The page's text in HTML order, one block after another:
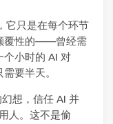
它只是在每个环节
覆性的——曾经需
个小时的 AI 对
要半天。
想，信任 AI 并
人。这不是偷